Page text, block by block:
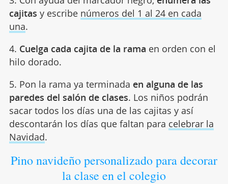
cajitas y escribe números del 1 al 24 en cada
una.
4. Cuelga cada cajita de la rama en orden con el
hilo dorado.
5. Pon la rama ya terminada en alguna de las
paredes del salón de clases. Los niños podrán
sacar todos los días una de las cajitas y así
descontarán los días que faltan para celebrar la
Navidad.
Pino navideño personalizado para decorar
la clase en el colegio